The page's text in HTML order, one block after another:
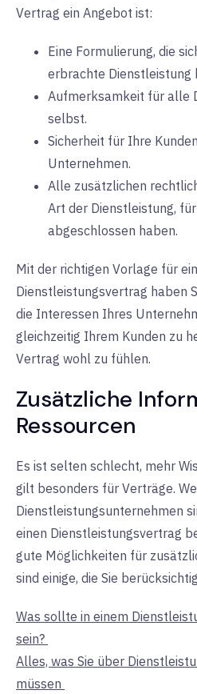
Vertrag ein Angebot ist:
Eine Formulierung, die
erbrachte Dienstleistung
Aufmerksamkeit für alle
selbst.
Sicherheit für Ihre
Unternehmen.
Alle zusätzlichen
Art der Dienstleistung,
abgeschlossen haben.
Mit der richtigen Vorlage für
Dienstleistungsvertrag haben
die Interessen Ihres
gleichzeitig Ihrem Kunden zu
Vertrag wohl zu fühlen.
Zusätzliche
Ressourcen
Es ist selten schlecht, mehr
gilt besonders für Verträge.
Dienstleistungsunternehmen
einen Dienstleistungsvertrag
gute Möglichkeiten für
sind einige, die Sie
Was sollte in einem
sein?
Alles, was Sie über
müssen